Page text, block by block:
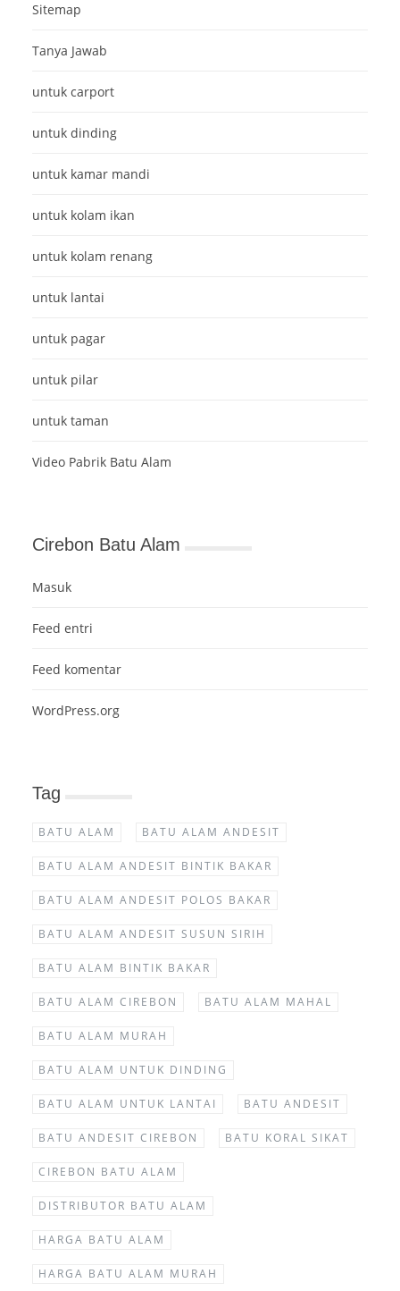
Sitemap
Tanya Jawab
untuk carport
untuk dinding
untuk kamar mandi
untuk kolam ikan
untuk kolam renang
untuk lantai
untuk pagar
untuk pilar
untuk taman
Video Pabrik Batu Alam
Cirebon Batu Alam
Masuk
Feed entri
Feed komentar
WordPress.org
Tag
BATU ALAM BATU ALAM ANDESIT
BATU ALAM ANDESIT BINTIK BAKAR
BATU ALAM ANDESIT POLOS BAKAR
BATU ALAM ANDESIT SUSUN SIRIH
BATU ALAM BINTIK BAKAR
BATU ALAM CIREBON BATU ALAM MAHAL
BATU ALAM MURAH
BATU ALAM UNTUK DINDING
BATU ALAM UNTUK LANTAI BATU ANDESIT
BATU ANDESIT CIREBON BATU KORAL SIKAT
CIREBON BATU ALAM
DISTRIBUTOR BATU ALAM
HARGA BATU ALAM
HARGA BATU ALAM MURAH